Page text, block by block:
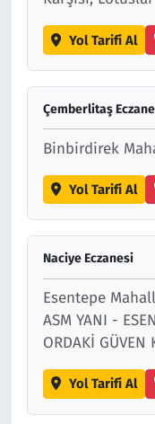
Yol Tarifi Al
Çemberlitaş
Binbirdirek
Yol Tarifi Al
Naciye Eczanesi
Esentepe
ASM YANI -
ORDAKİ GÜVEN
Yol Tarifi Al